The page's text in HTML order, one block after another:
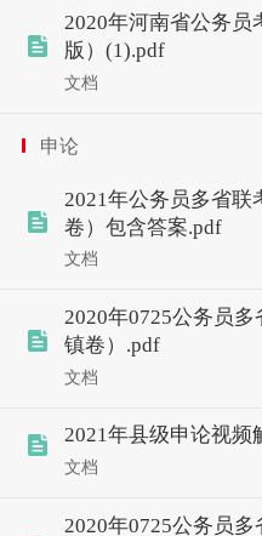
2020年河南省公务员
版）(1).pdf
文档
申论
2021年公务员多省
卷）包含答案.pdf
文档
2020年0725公务员
镇卷）.pdf
文档
2021年县级申论视频
文档
2020年0725公务员